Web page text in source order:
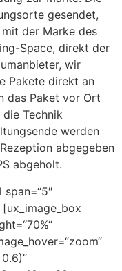
gesendet,
der Marke des
Space, direkt der
wir
Pakete direkt an
das Paket vor Ort
die Technik
werden
abgegeben
abgeholt.
[ux_image_box